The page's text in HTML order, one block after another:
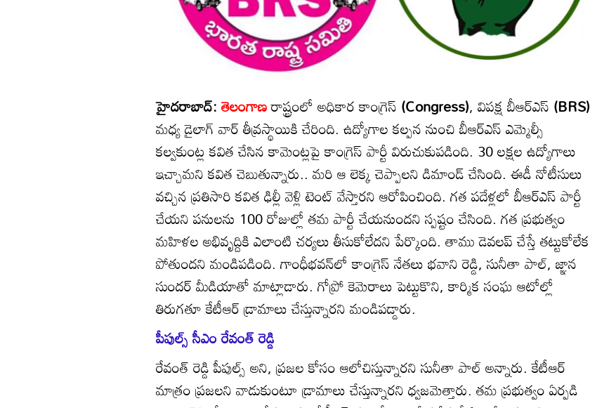
హైదరాబాద్:తెలంగాణరాష్ట్రంలో అధికార కాంగ్రెస్ (Congress), విపక్ష బీఆర్ఎస్ (BRS)
మధ్య డైలాగ్ వార్ తీవ్రస్థాయికి చేరింది. ఉద్యోగాల కల్పన నుంచి బీఆర్ఎస్ ఎమ్మెల్సీ
కల్వకుంట్ల కవిత చేసిన కామెంట్లపై కాంగ్రెస్ పార్టీ విరుచుకుపడింది. 30 లక్షల ఉద్యోగాలు
ఇచ్చామని కవిత చెబుతున్నారు.. మరి ఆ లెక్క చెప్పాలని డిమాండ్ చేసింది. ఈడీ నోటీసులు
వచ్చిన ప్రతిసారి కవిత ఢిల్లీ వెళ్లి టెంట్ వేస్తారని ఆరోపించింది. గత పదేళ్లలో బీఆర్ఎస్ పార్టీ
చేయని పనులను 100 రోజుల్లో తమ పార్టీ చేయనుందని స్పష్టం చేసింది. గత ప్రభుత్వం
మహిళల అభివృద్దికి ఎలాంటి చర్యలు తీసుకోలేదని పేర్కొంది. తాము డెవలప్ చేస్తే తట్టుకోలేక
పోతుందని మండిపడింది. గాంధీభవన్‌లో కాంగ్రెస్ నేతలు భవాని రెడ్డి, సునీతా పాల్, జ్ఞాన
సుందర్ మీడియాతో మాట్లాడారు. గోప్రో కెమెరాలు పెట్టుకొని, కార్మిక సంఘ ఆటోల్లో
తిరుగతూ కేటీఆర్ డ్రామాలు చేస్తున్నారని మండిపడ్డారు.
పీపుల్స్ సీఎం రేవంత్ రెడ్డి
రేవంత్ రెడ్డి పీపుల్స్ అని, ప్రజల కోసం ఆలోచిస్తున్నారని సునీతా పాల్ అన్నారు. కేటీఆర్
మాత్రం ప్రజలని వాడుకుంటూ డ్రామాలు చేస్తున్నారని ధ్వజమెత్తారు. తమ ప్రభుత్వం ఏర్పడి